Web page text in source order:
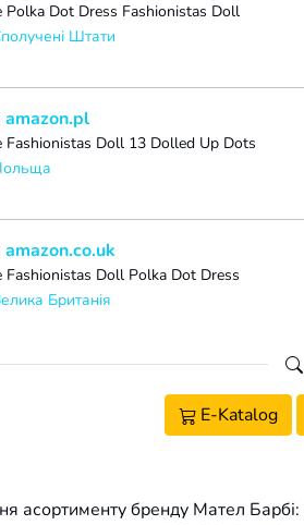
Polka Dot Dress Fashionistas Doll
Штати
amazon.pl
Fashionistas Doll 13 Dolled Up Dots
amazon.co.uk
Fashionistas Doll Polka Dot Dress
Британія
E-Katalog
асортименту бренду Мател